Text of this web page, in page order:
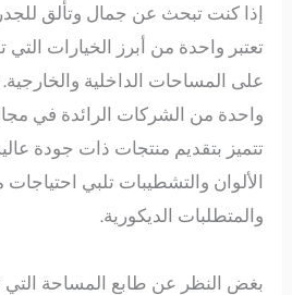
إذا كنت تبحث عن جمال وتألق
تعتبر واحدة من أبرز الخيارات التي
على المساحات الداخلية
واحدة من الشركات الرائدة في
تتميز بتقديم منتجات ذات جودة
الألوان والتشطيبات تلبي
والمتطلبات الديكورية.
بغض النظر عن طابع المساحة